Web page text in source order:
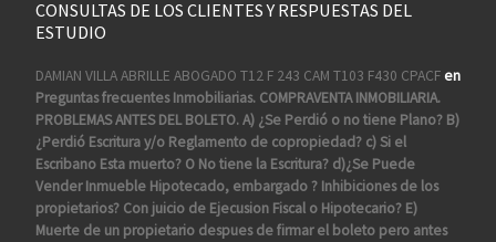
CONSULTAS DE LOS CLIENTES Y RESPUESTAS DEL
ESTUDIO
DAMIAN VILLA ABRILLE ABOGADO T12 F 243 CAM T103 F430 CPACFen
Preguntas frecuentes Inmobiliarias. COMPRAVENTA INMOBILIARIA.
PROBLEMAS ANTES DEL BOLETO. A) ¿Se Perdió o no tiene Plano? B)
¿Perdió Escritura y/o Reglamento de copropiedad? c) Si el
Escribano Esta muerto? O No tiene la Escritura? d)¿Se Puede
Vender Inmueble Hipotecado, embargado ? Inhibiciones de los
propietarios? Con juicio de Ejecusion Fiscal o Hipotecario? E)
Muerte de un propietario despues de firmar el boleto pero antes